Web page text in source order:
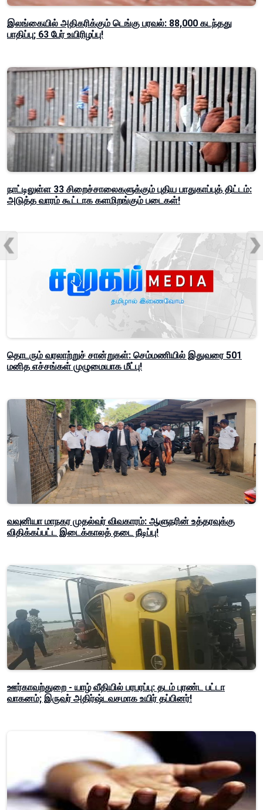
இலங்கையில் அதிகரிக்கும் டெங்கு பரவல்: 88,000 கடந்தது
பாதிப்பு; 63 பேர் உயிரிழப்பு!
நாட்டிலுள்ள 33 சிறைச்சாலைகளுக்கும் புதிய பாதுகாப்புத் திட்டம்:
அடுத்த வாரம் கூட்டாக களமிறங்கும் படைகள்!
தொடரும் வரலாற்றுச் சான்றுகள்: செம்மணியில் இதுவரை 501
மனித எச்சங்கள் முழுமையாக மீட்பு!
வவுனியா மாநகர முதல்வர் விவகாரம்: ஆளுநரின் உத்தரவுக்கு
விதிக்கப்பட்ட இடைக்காலத் தடை நீடிப்பு!
ஊர்காவற்துறை - யாழ் வீதியில் பரபரப்பு: தடம் புரண்ட பட்டா
வாகனம்; இருவர் அதிர்ஷ்டவசமாக உயிர் தப்பினர்!